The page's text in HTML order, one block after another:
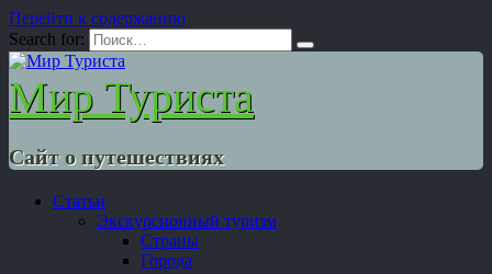
Перейти к содержанию
Search for:
Мир Туриста
Сайт о путешествиях
Статьи
Экскурсионный туризм
Страны
Города